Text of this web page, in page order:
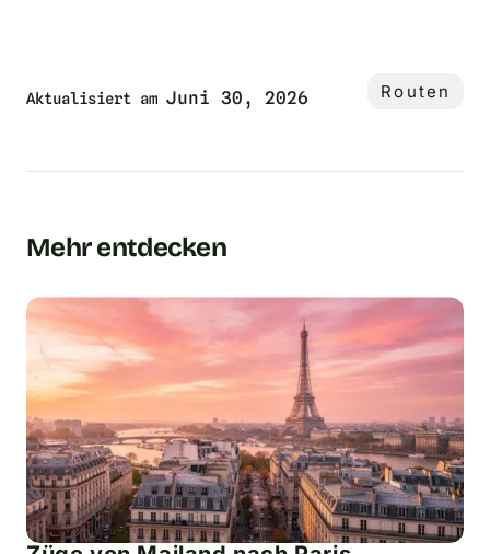
Aktualisiert am Juni 30, 2026 Routen
Mehr entdecken